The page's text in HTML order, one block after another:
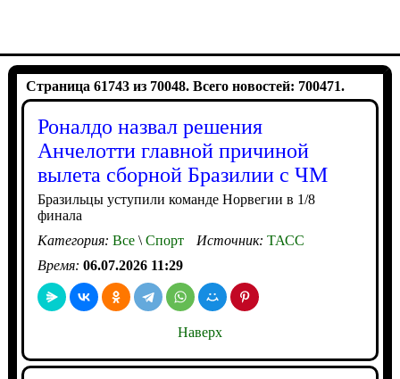
Страница 61743 из 70048. Всего новостей: 700471.
Роналдо назвал решения
Анчелотти главной причиной
вылета сборной Бразилии с ЧМ
Бразильцы уступили команде Норвегии в 1/8
финала
Категория: Все\Спорт Источник: ТАСС
Время: 06.07.2026 11:29
Наверх